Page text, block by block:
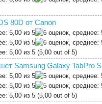
80D от Canon
(5,00 out of 5)
Samsung Galaxy TabPro S
(5,00 out of 5)